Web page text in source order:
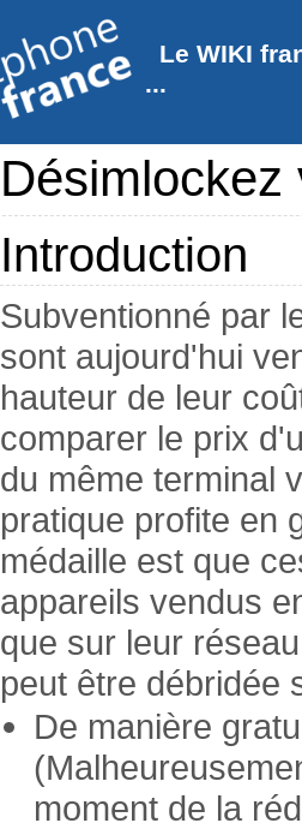
Le WIKI
...
Introduction
Subventionné par
sont aujourd'hui
hauteur de leur
comparer le prix
du même terminal
pratique profite en
médaille est que
appareils vendus
que sur leur
peut être débridée
De manière
moment de la